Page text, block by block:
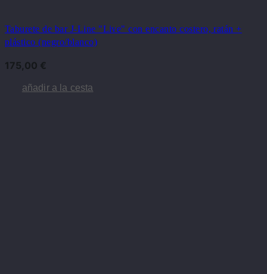
Taburete de bar J-Line "Live" con encanto costero, ratán +
plástico (negro/blanco)
175,00 €
añadir a la cesta